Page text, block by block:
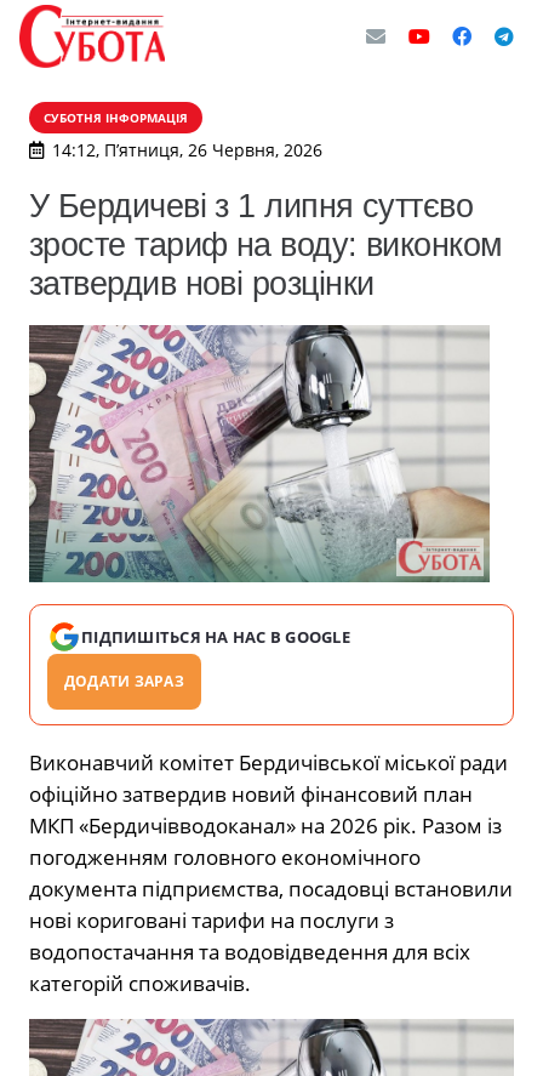
СУБОТНЯ ІНФОРМАЦІЯ
14:12, П’ятниця, 26 Червня, 2026
У Бердичеві з 1 липня суттєво
зросте тариф на воду: виконком
затвердив нові розцінки
ПІДПИШІТЬСЯ НА НАС В GOOGLE
ДОДАТИ ЗАРАЗ
Виконавчий комітет Бердичівської міської ради
офіційно затвердив новий фінансовий план
МКП «Бердичівводоканал» на 2026 рік. Разом із
погодженням головного економічного
документа підприємства, посадовці встановили
нові кориговані тарифи на послуги з
водопостачання та водовідведення для всіх
категорій споживачів.